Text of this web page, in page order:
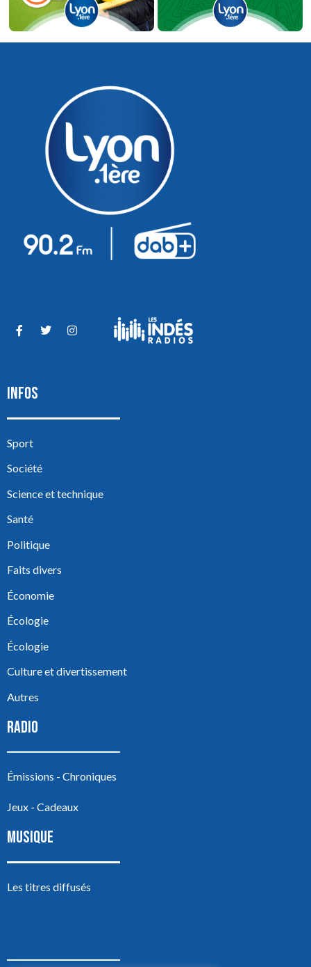
INFOS
Sport
Société
Science et technique
Santé
Politique
Faits divers
Économie
Écologie
Écologie
Culture et divertissement
Autres
RADIO
Émissions - Chroniques
Jeux - Cadeaux
MUSIQUE
Les titres diffusés